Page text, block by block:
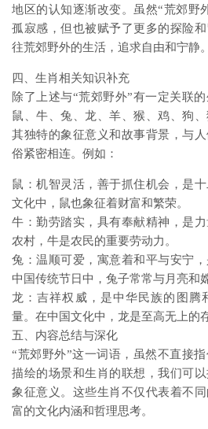
地区的认知逐渐改变。虽然“荒郊野
孤寂感，但也被赋予了更多的探险
往荒郊野外的生活，追求自由和宁静。
四、生肖相关知识补充
除了上述与“荒郊野外”有一定关联
鼠、牛、兔、龙、羊、猴、鸡、狗
其独特的象征意义和故事背景，与
俗紧密相连。例如：
鼠：机智灵活，善于抓住机会，是
文化中，鼠也象征着财富和繁荣。
牛：勤劳踏实，具有奉献精神，是
农村，牛是农民的重要劳动力。
兔：温顺可爱，寓意着和平与安宁
中国传统节日中，兔子常常与月亮和
龙：吉祥权威，是中华民族的图腾
量。在中国文化中，龙是至高无上的
五、内容总结与深化
“荒郊野外”这一词语，虽然不直接
描绘的场景和生肖的联想，我们可
象征意义。这些生肖不仅代表着不
富的文化内涵和哲理思考。